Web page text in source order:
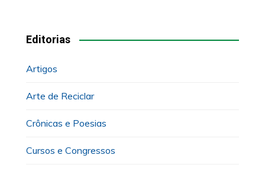
Editorias
Artigos
Arte de Reciclar
Crônicas e Poesias
Cursos e Congressos